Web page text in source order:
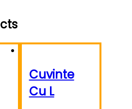
Cuvinte
Cu L